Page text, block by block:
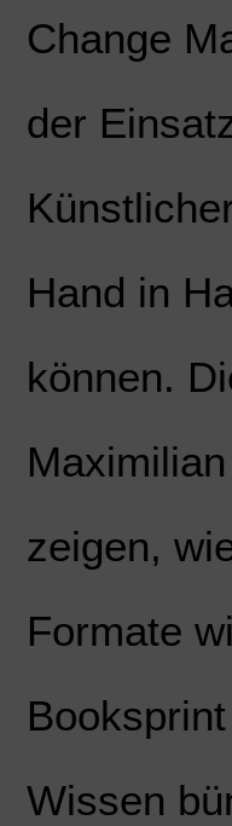
Change
der
Hand in
können.
zeigen,
Formate
Wissen